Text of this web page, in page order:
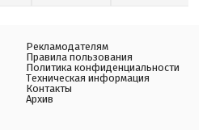
Рекламодателям
Правила пользования
Политика конфиденциальности
Техническая информация
Контакты
Архив